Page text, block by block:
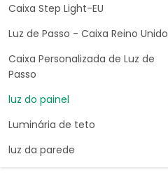
Caixa Step Light-EU
Luz de Passo - Caixa Reino Unido
Caixa Personalizada de Luz de
Passo
luz do painel
Luminária de teto
luz da parede